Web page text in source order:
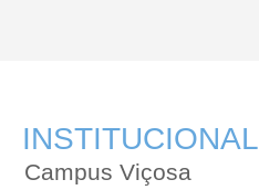
INSTITUCIONAL
Campus Viçosa